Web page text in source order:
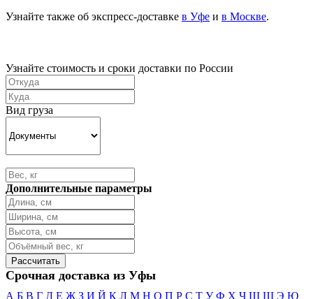
Узнайте также об экспресс-доставке в Уфе и в Москве.
Узнайте стоимость и сроки доставки по России
Вид груза
Дополнительные параметры
Срочная доставка из Уфы
А Б В Г Д Е Ж З И Й К Л М Н О П Р С Т У Ф Х Ч Ш Щ Э Ю